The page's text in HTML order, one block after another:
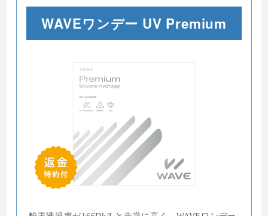
WAVEワンデー UV Premium